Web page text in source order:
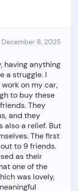
December 8, 2025
having anything
a struggle. I
on my car,
to buy these
They
and they
also a relief. But
The first
to 9 friends.
as their
one of the
was lovely,